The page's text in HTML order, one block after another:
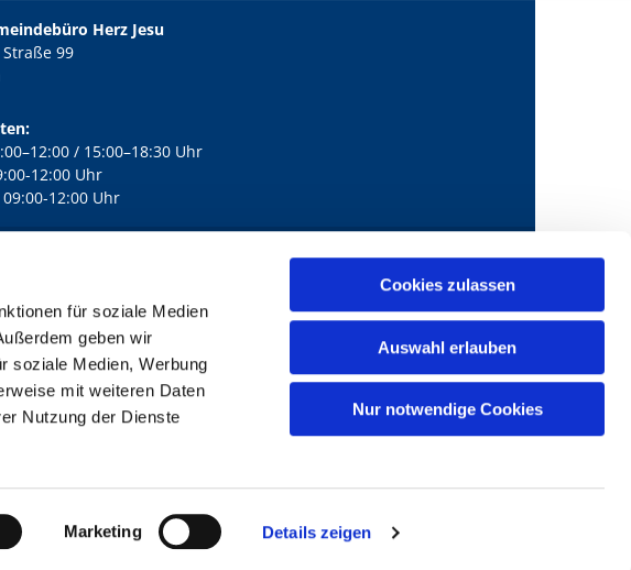
für soziale Medien
geben wir
soziale Medien, Werbung
mit weiteren Daten
Nutzung der Dienste
Marketing Details zeigen
Cookies zulassen
Auswahl erlauben
Nur notwendige Cookies
Herz Jesu
99
/ 15:00–18:30 Uhr
12:00 Uhr
12:00 Uhr
mail@bernhard-lichtenberg.berlin